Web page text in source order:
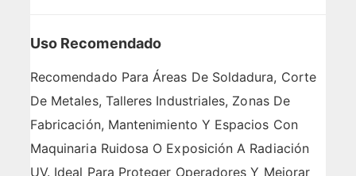
Uso Recomendado
Recomendado Para Áreas De Soldadura, Corte
De Metales, Talleres Industriales, Zonas De
Fabricación, Mantenimiento Y Espacios Con
Maquinaria Ruidosa O Exposición A Radiación
UV. Ideal Para Proteger Operadores Y Mejorar